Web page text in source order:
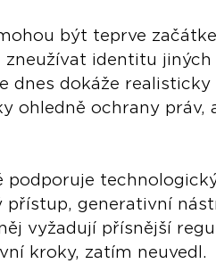
být teprve
identitu
dnes dokáže
ohledně ochrany práv,
podporuje
generativní
vyžadují přísnější
kroky, zatím neuvedl.